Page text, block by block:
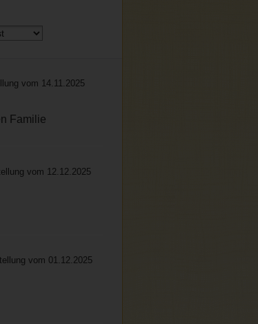
vom 14.11.2025
Familie
vom 12.12.2025
vom 01.12.2025